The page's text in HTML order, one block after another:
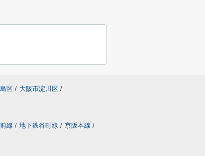
区 / 大阪市淀川区 /
線 / 地下鉄谷町線 / 京阪本線 /